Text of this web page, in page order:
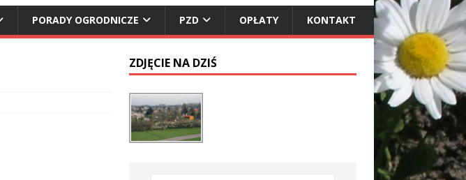
PORADY OGRODNICZE PZD OPŁATY KONTAKT
ZDJĘCIE NA DZIŚ